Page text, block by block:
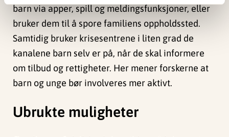
barn via apper, spill og meldingsfunksjoner, eller
bruker dem til å spore familiens oppholdssted.
Samtidig bruker krisesentrene i liten grad de
kanalene barn selv er på, når de skal informere
om tilbud og rettigheter. Her mener forskerne at
barn og unge bør involveres mer aktivt.
Ubrukte muligheter